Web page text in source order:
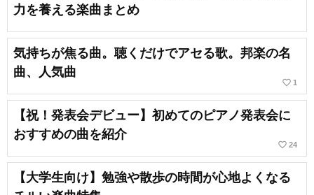
力を養える楽曲まとめ
気持ちが焦る曲。聴くだけでアセる歌。邦楽の名
曲、人気曲
favorite_border 1
【祝！発表会デビュー】初めてのピアノ発表会に
おすすめの曲を紹介
favorite_border 24
【大学生向け】勉強や散歩の時間が心地よくなる